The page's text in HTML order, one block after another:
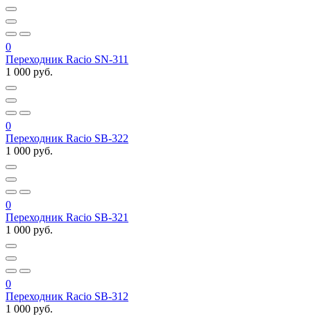
0
Переходник Racio SN-311
1 000 руб.
0
Переходник Racio SB-322
1 000 руб.
0
Переходник Racio SB-321
1 000 руб.
0
Переходник Racio SB-312
1 000 руб.